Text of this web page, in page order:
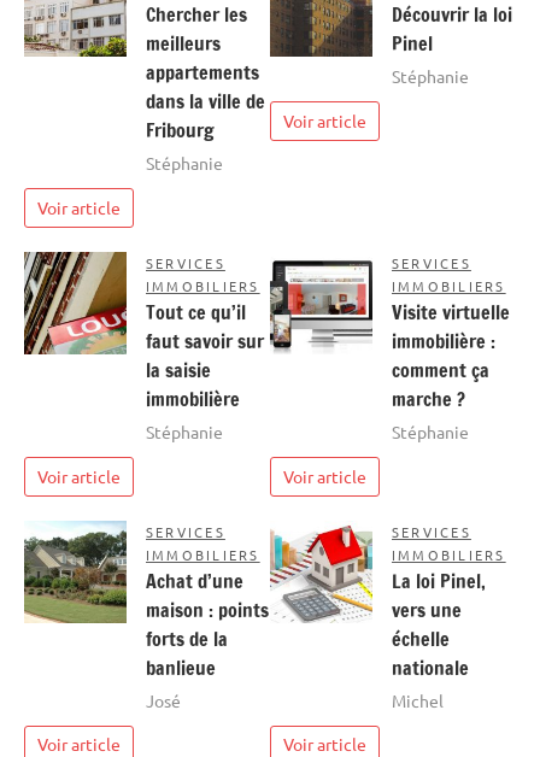
Chercher les
meilleurs
appartements
dans la ville de
Fribourg
Stéphanie
Voir article
Découvrir la loi
Pinel
Stéphanie
Voir article
SERVICES
IMMOBILIERS
Tout ce qu’il
faut savoir sur
la saisie
immobilière
Stéphanie
Voir article
SERVICES
IMMOBILIERS
Visite virtuelle
immobilière :
comment ça
marche ?
Stéphanie
Voir article
SERVICES
IMMOBILIERS
Achat d’une
maison : points
forts de la
banlieue
José
Voir article
SERVICES
IMMOBILIERS
La loi Pinel,
vers une
échelle
nationale
Michel
Voir article